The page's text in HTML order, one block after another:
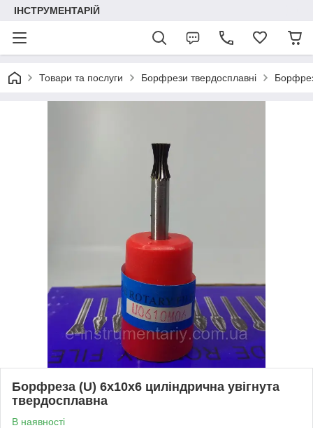
ІНСТРУМЕНТАРІЙ
Товари та послуги Борфрези твердосплавні
Борфреза (U) 6х10х6 циліндрична увігнута
твердосплавна
В наявності